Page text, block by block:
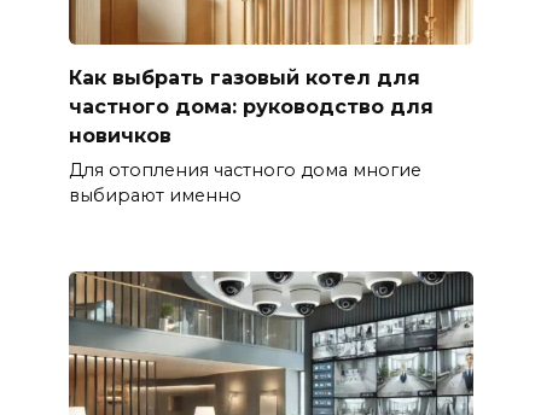
Как выбрать газовый котел для
частного дома: руководство для
новичков
Для отопления частного дома многие
выбирают именно